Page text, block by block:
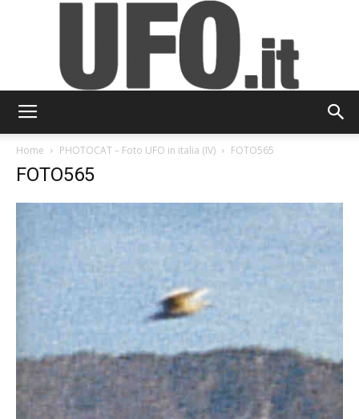
Home PHOTOCAT – Foto UFO in italia (IV) FOTO565
FOTO565